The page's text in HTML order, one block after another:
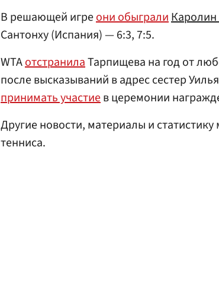
В решающей игреони обыграли
Сантонху (Испания) — 6:3, 7:5.
WTAотстранилаТарпищева на год от
после высказываний в адрес сестер
принимать участиев церемонии
Другие новости, материалы и
тенниса.